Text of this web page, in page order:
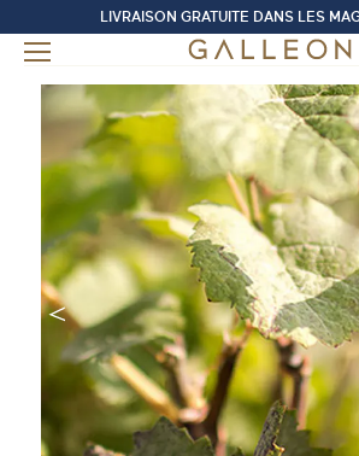
LIVRAISON GRATUITE DANS LES